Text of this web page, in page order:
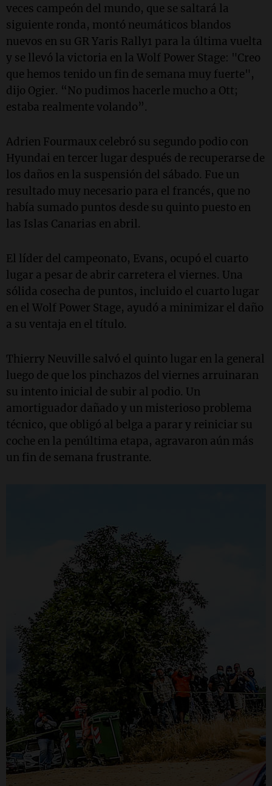
veces campeón del mundo, que se saltará la
siguiente ronda, montó neumáticos blandos
nuevos en su GR Yaris Rally1 para la última vuelta
y se llevó la victoria en la Wolf Power Stage: "Creo
que hemos tenido un fin de semana muy fuerte",
dijo Ogier. “No pudimos hacerle mucho a Ott;
estaba realmente volando”.
Adrien Fourmaux celebró su segundo podio con
Hyundai en tercer lugar después de recuperarse de
los daños en la suspensión del sábado. Fue un
resultado muy necesario para el francés, que no
había sumado puntos desde su quinto puesto en
las Islas Canarias en abril.
El líder del campeonato, Evans, ocupó el cuarto
lugar a pesar de abrir carretera el viernes. Una
sólida cosecha de puntos, incluido el cuarto lugar
en el Wolf Power Stage, ayudó a minimizar el daño
a su ventaja en el título.
Thierry Neuville salvó el quinto lugar en la general
luego de que los pinchazos del viernes arruinaran
su intento inicial de subir al podio. Un
amortiguador dañado y un misterioso problema
técnico, que obligó al belga a parar y reiniciar su
coche en la penúltima etapa, agravaron aún más
un fin de semana frustrante.